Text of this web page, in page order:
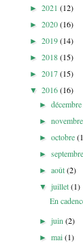
► 2021 (12)
► 2020(16)
► 2019(14)
► 2018(15)
► 2017(15)
▼ 2016(16)
►
►
►octobre
►
►août(2)
▼juillet(1)
En
►juin(2)
►mai(1)